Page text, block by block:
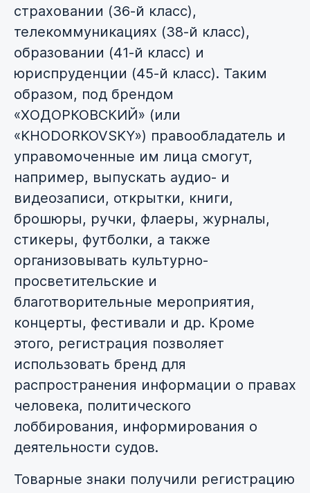
страховании (36-й класс),
телекоммуникациях (38-й класс),
образовании (41-й класс) и
юриспруденции (45-й класс). Таким
образом, под брендом
«ХОДОРКОВСКИЙ» (или
«KHODORKOVSKY») правообладатель и
управомоченные им лица смогут,
например, выпускать аудио- и
видеозаписи, открытки, книги,
брошюры, ручки, флаеры, журналы,
стикеры, футболки, а также
организовывать культурно-
просветительские и
благотворительные мероприятия,
концерты, фестивали и др. Кроме
этого, регистрация позволяет
использовать бренд для
распространения информации о правах
человека, политического
лоббирования, информирования о
деятельности судов.
Товарные знаки получили регистрацию